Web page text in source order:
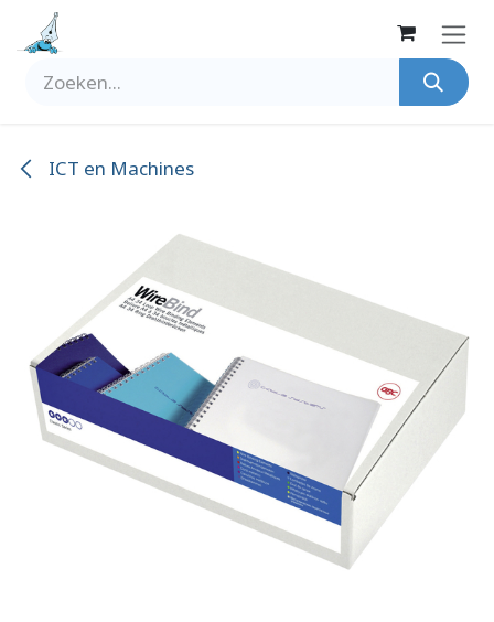
Overslaan naar inhoud
ICT en Machines